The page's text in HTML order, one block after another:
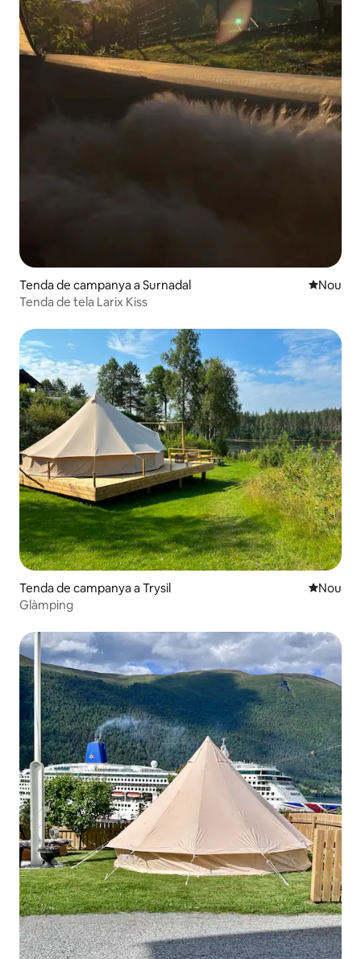
Tenda de campanya a Surnadal
Nou
Tenda de tela Larix Kiss
Tenda de campanya a Trysil
Nou
Glàmping